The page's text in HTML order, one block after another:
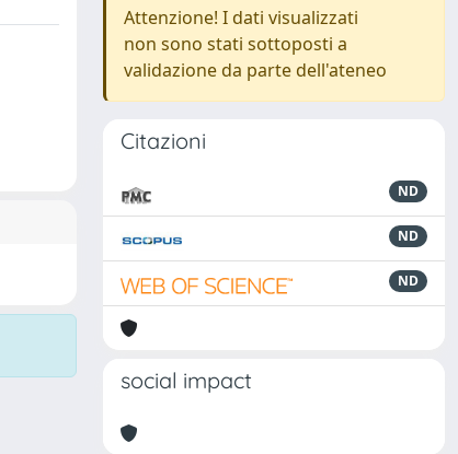
Attenzione! I dati visualizzati
non sono stati sottoposti a
validazione da parte dell'ateneo
Citazioni
ND
ND
ND
social impact